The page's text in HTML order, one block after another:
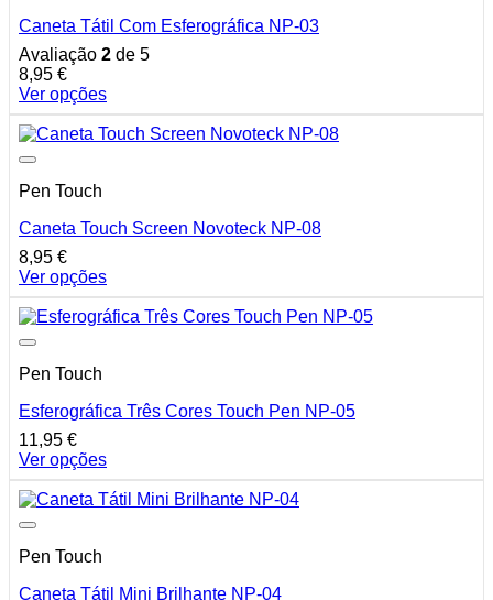
Caneta Tátil Com Esferográfica NP-03
Avaliação 2 de 5
8,95 €
Ver opções
This
product
has
variants.
options
may
be
chosen
on
the
product
page
Pen Touch
Caneta Touch Screen Novoteck NP-08
8,95 €
Ver opções
This
product
has
variants.
options
may
be
chosen
on
the
product
page
Pen Touch
Esferográfica Três Cores Touch Pen NP-05
11,95 €
Ver opções
This
product
has
variants.
Pen Touch
Caneta Tátil Mini Brilhante NP-04